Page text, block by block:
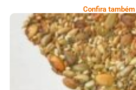
Confira também
Comer Bem: Cracker